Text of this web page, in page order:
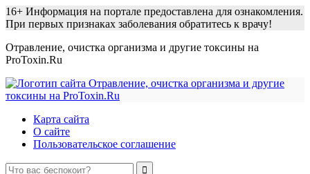
16+ Информация на портале предоставлена для ознакомления.
При первых признаках заболевания обратитесь к врачу!
Отравление, очистка организма и другие токсины на
ProToxin.Ru
Карта сайта
О сайте
Пользовательское соглашение